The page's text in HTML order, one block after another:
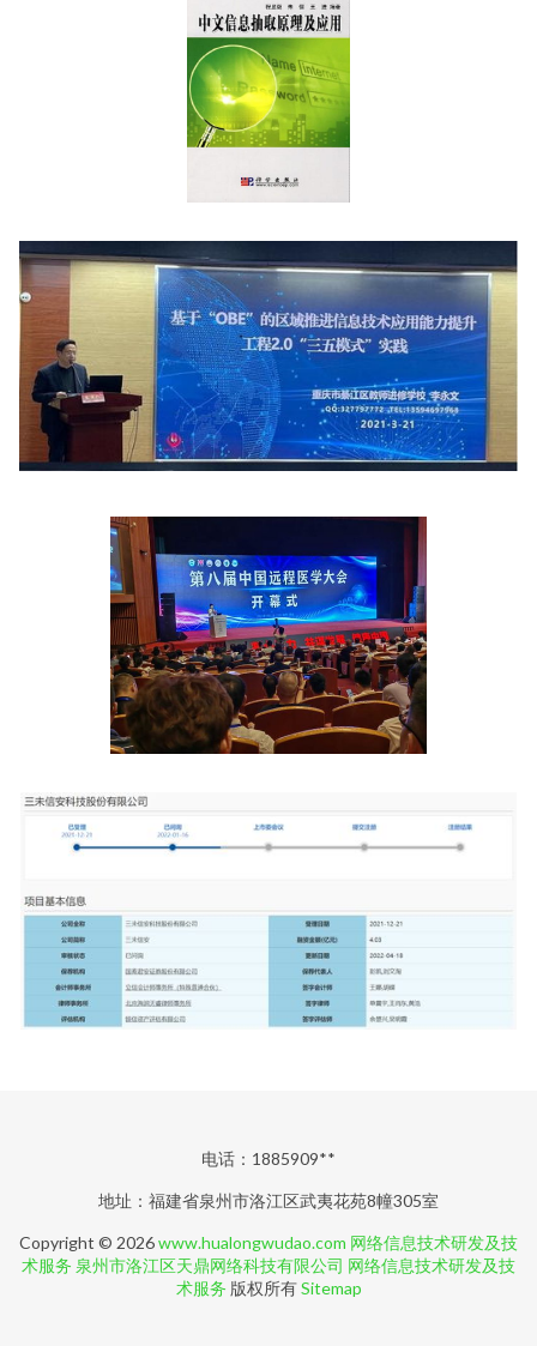
电话：1885909**
地址：福建省泉州市洛江区武夷花苑8幢305室
Copyright © 2026www.hualongwudao.com 网络信息技术研发及技
术服务 泉州市洛江区天鼎网络科技有限公司 网络信息技术研发及技
术服务 版权所有Sitemap